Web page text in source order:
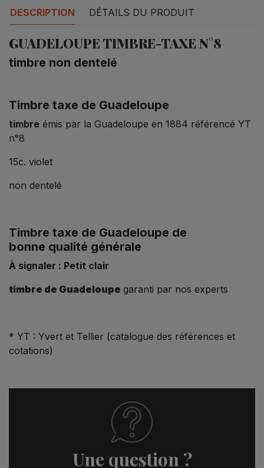
DESCRIPTION DÉTAILS DU PRODUIT
GUADELOUPE TIMBRE-TAXE N°8
timbre non dentelé
Timbre taxe de Guadeloupe
timbre émis par la Guadeloupe en 1884 référencé YT
n°8
15c. violet
non dentelé
Timbre taxe de Guadeloupe de
bonne qualité générale
À signaler : Petit clair
timbre de Guadeloupe garanti par nos experts
* YT : Yvert et Tellier (catalogue des références et
cotations)
Une question ?